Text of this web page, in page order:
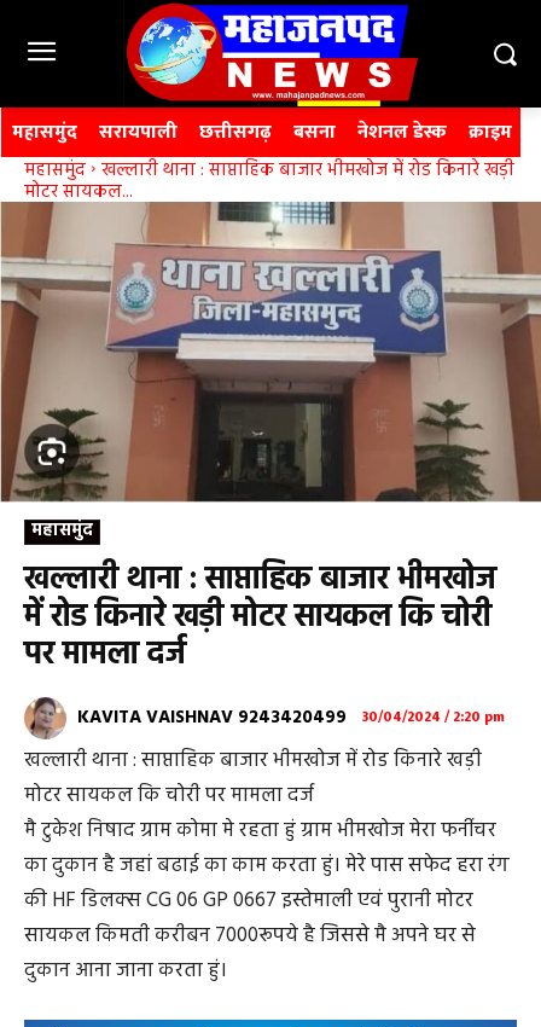
महासमुंद सरायपाली छत्तीसगढ़ बसना नेशनल डेस्क क्राइम
महासमुंद खल्लारी थाना : साप्ताहिक बाजार भीमखोज में रोड किनारे खड़ी
मोटर सायकल...
महासमुंद
खल्लारी थाना : साप्ताहिक बाजार भीमखोज
में रोड किनारे खड़ी मोटर सायकल कि चोरी
पर मामला दर्ज
KAVITA VAISHNAV 9243420499 30/04/2024 / 2:20 pm
खल्लारी थाना : साप्ताहिक बाजार भीमखोज में रोड किनारे खड़ी
मोटर सायकल कि चोरी पर मामला दर्ज
मै टुकेश निषाद ग्राम कोमा मे रहता हुं ग्राम भीमखोज मेरा फर्नीचर
का दुकान है जहां बढाई का काम करता हुं। मेरे पास सफेद हरा रंग
की HF डिलक्स CG 06 GP 0667 इस्तेमाली एवं पुरानी मोटर
सायकल किमती करीबन 7000रूपये है जिससे मै अपने घर से
दुकान आना जाना करता हुं।